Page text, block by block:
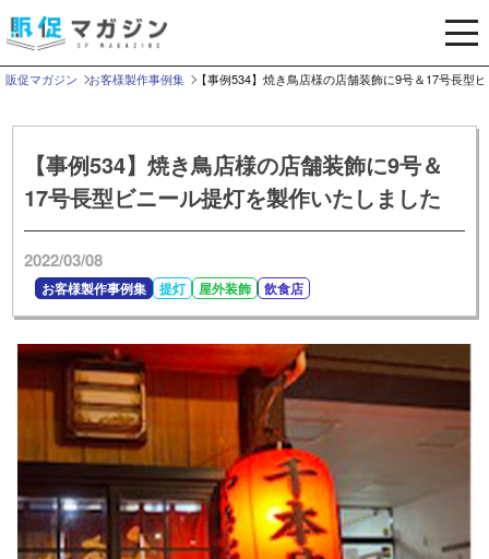
メ
ニ
ュ
ー
く
販促マガジン お客様製作事例集 【事例534】焼き鳥店様の店舗装飾に9号＆17号長型
【事例534】焼き鳥店様の店舗装飾に9号＆
17号長型ビニール提灯を製作いたしました
2022/03/08
お客様製作事例集 提灯 屋外装飾 飲食店